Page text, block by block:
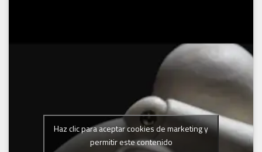
Haz clic para aceptar cookies de marketing y
permitir este contenido